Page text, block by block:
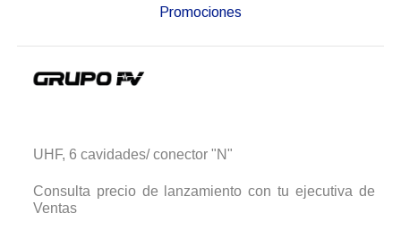
Promociones
UHF, 6 cavidades/ conector "N"
Consulta precio de lanzamiento con tu ejecutiva de
Ventas